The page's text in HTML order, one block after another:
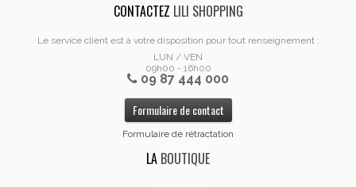
CONTACTEZ LILI SHOPPING
Le service client est à votre disposition pour tout renseignement :
LUN / VEN
09h00 - 16h00
09 87 444 000
Formulaire de contact
Formulaire de rétractation
LA BOUTIQUE